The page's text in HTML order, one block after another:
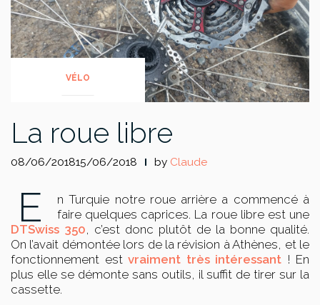
VÉLO
La roue libre
08/06/201815/06/2018 by Claude
E
n Turquie notre roue arrière a commencé à
faire quelques caprices. La roue libre est une
DTSwiss 350, c’est donc plutôt de la bonne qualité.
On l’avait démontée lors de la révision à Athènes, et le
fonctionnement est vraiment très intéressant ! En
plus elle se démonte sans outils, il suffit de tirer sur la
cassette.